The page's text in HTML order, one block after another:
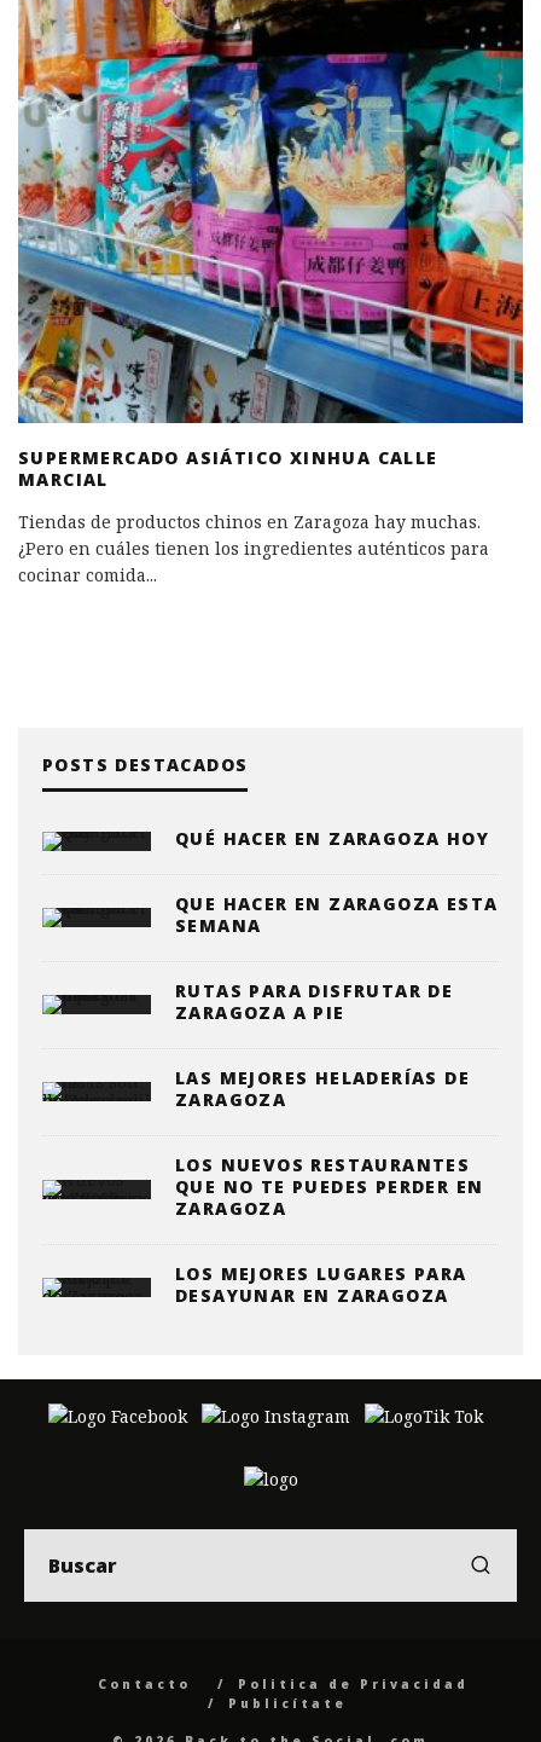
SUPERMERCADO ASIÁTICO XINHUA CALLE
MARCIAL
Tiendas de productos chinos en Zaragoza hay muchas.
¿Pero en cuáles tienen los ingredientes auténticos para
cocinar comida...
POSTS DESTACADOS
QUÉ HACER EN ZARAGOZA HOY
QUE HACER EN ZARAGOZA ESTA
SEMANA
RUTAS PARA DISFRUTAR DE
ZARAGOZA A PIE
LAS MEJORES HELADERÍAS DE
ZARAGOZA
LOS NUEVOS RESTAURANTES
QUE NO TE PUEDES PERDER EN
ZARAGOZA
LOS MEJORES LUGARES PARA
DESAYUNAR EN ZARAGOZA
Contacto
Politica de Privacidad
Publicítate